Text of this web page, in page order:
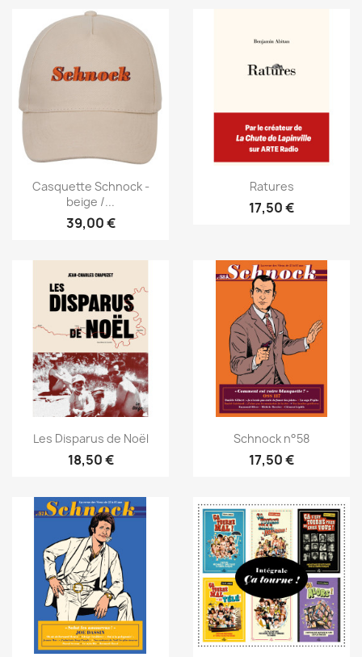
Casquette Schnock -
beige /...
39,00 €
Ratures
17,50 €
Les Disparus de Noël
18,50 €
Schnock n°58
17,50 €